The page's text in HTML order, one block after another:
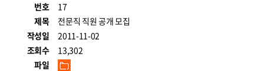
번호
17
제목
전문직 직원 공개 모집
작성일
2011-11-02
조회수
13,302
파일